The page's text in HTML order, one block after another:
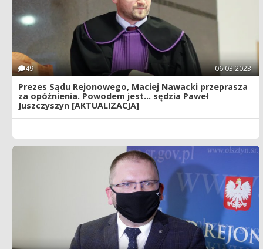
49 06.03.2023
Prezes Sądu Rejonowego, Maciej Nawacki przeprasza
za opóźnienia. Powodem jest... sędzia Paweł
Juszczyszyn [AKTUALIZACJA]